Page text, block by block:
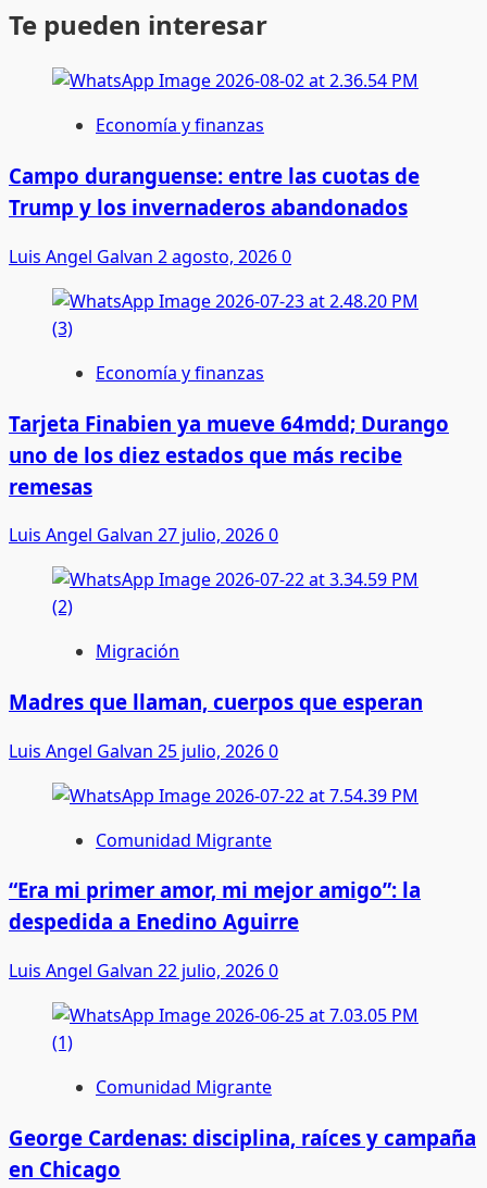
Te pueden interesar
Economía y finanzas
Campo duranguense: entre las cuotas de
Trump y los invernaderos abandonados
Luis Angel Galvan 2 agosto, 20260
Economía y finanzas
Tarjeta Finabien ya mueve 64mdd; Durango
uno de los diez estados que más recibe
remesas
Luis Angel Galvan 27 julio, 20260
Migración
Madres que llaman, cuerpos que esperan
Luis Angel Galvan 25 julio, 20260
Comunidad Migrante
“Era mi primer amor, mi mejor amigo”: la
despedida a Enedino Aguirre
Luis Angel Galvan 22 julio, 20260
Comunidad Migrante
George Cardenas: disciplina, raíces y campaña
en Chicago